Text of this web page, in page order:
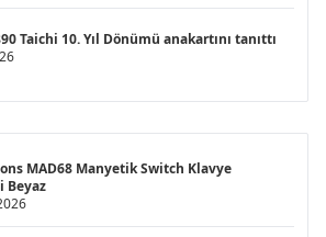
Taichi 10. Yıl Dönümü anakartını tanıttı
MAD68 Manyetik Switch Klavye
Beyaz